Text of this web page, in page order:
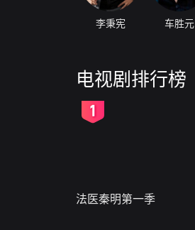
李秉宪 车胜元
电视剧排行榜
法医秦明第一季